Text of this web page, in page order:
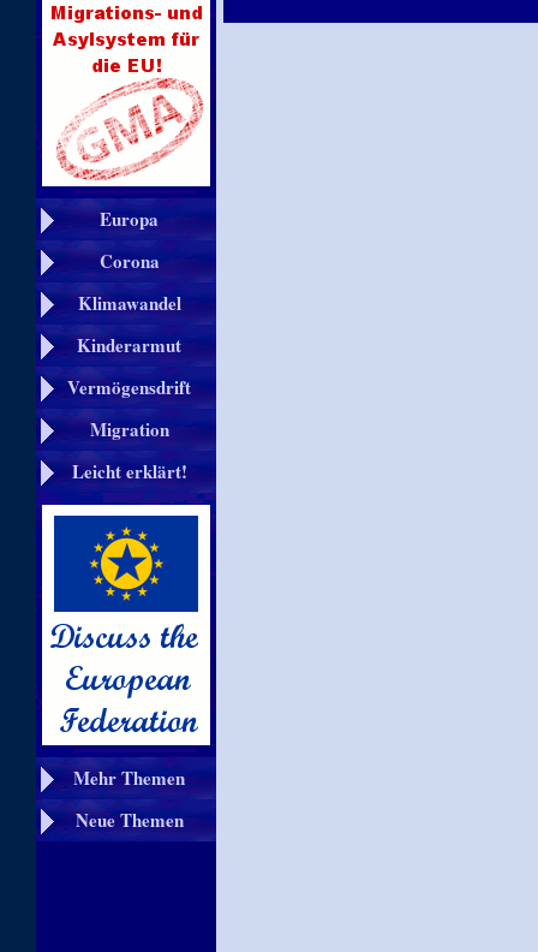
Europa
Corona
Klimawandel
Kinderarmut
Vermögensdrift
Migration
Leicht erklärt!
Mehr Themen
Neue Themen